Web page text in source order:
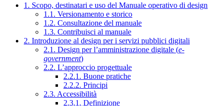
1. Scopo, destinatari e uso del Manuale operativo di design
1.1. Versionamento e storico
1.2. Consultazione del manuale
1.3. Contribuisci al manuale
2. Introduzione al design per i servizi pubblici digitali
2.1. Design per l’amministrazione digitale (e-
government)
2.2. L’approccio progettuale
2.2.1. Buone pratiche
2.2.2. Principi
2.3. Accessibilità
2.3.1. Definizione